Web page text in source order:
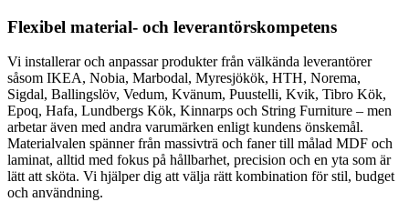
Flexibel material- och leverantörskompetens
Vi installerar och anpassar produkter från välkända leverantörer
såsom IKEA, Nobia, Marbodal, Myresjökök, HTH, Norema,
Sigdal, Ballingslöv, Vedum, Kvänum, Puustelli, Kvik, Tibro Kök,
Epoq, Hafa, Lundbergs Kök, Kinnarps och String Furniture – men
arbetar även med andra varumärken enligt kundens önskemål.
Materialvalen spänner från massivträ och faner till målad MDF och
laminat, alltid med fokus på hållbarhet, precision och en yta som är
lätt att sköta. Vi hjälper dig att välja rätt kombination för stil, budget
och användning.